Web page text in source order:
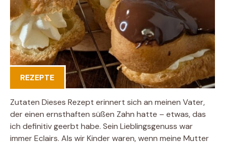
REZEPTE
Zutaten Dieses Rezept erinnert sich an meinen Vater,
der einen ernsthaften süßen Zahn hatte – etwas, das
ich definitiv geerbt habe. Sein Lieblingsgenuss war
immer Eclairs. Als wir Kinder waren, wenn meine Mutter